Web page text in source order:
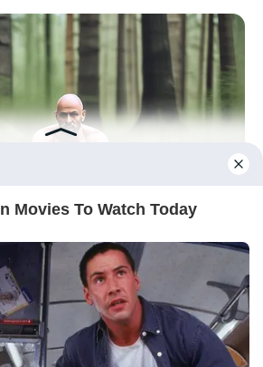
you knew about water might be
Moore's Most Iconic And Provocative